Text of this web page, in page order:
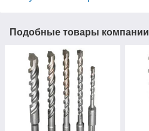
Подобные товары компании